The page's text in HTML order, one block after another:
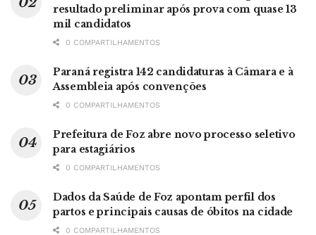
resultado preliminar após prova com quase 13
mil candidatos
0 COMPARTILHAMENTOS
Paraná registra 142 candidaturas à Câmara e à
Assembleia após convenções
0 COMPARTILHAMENTOS
Prefeitura de Foz abre novo processo seletivo
para estagiários
0 COMPARTILHAMENTOS
Dados da Saúde de Foz apontam perfil dos
partos e principais causas de óbitos na cidade
0 COMPARTILHAMENTOS